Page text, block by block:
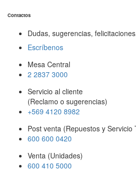
Contactos
Dudas, sugerencias,
Escríbenos
Mesa Central
2 2837 3000
Servicio al cliente
(Reclamo o sugerencias)
+569 4120 8982
Post venta (Repuestos y Servicio
600 600 0420
Venta (Unidades)
600 410 5000